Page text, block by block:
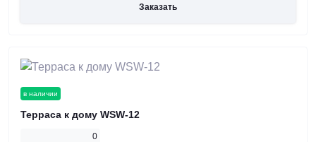
Заказать
в наличии
Терраса к дому WSW-12
0